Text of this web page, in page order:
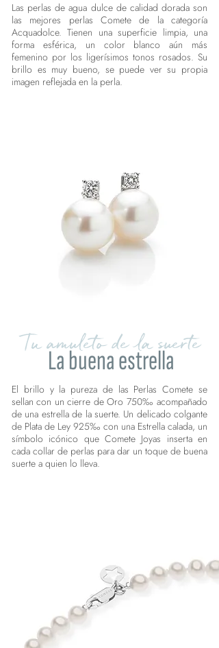
Las perlas de agua dulce de calidad dorada son
las mejores perlas Comete de la categoría
Acquadolce. Tienen una superficie limpia, una
forma esférica, un color blanco aún más
femenino por los ligerísimos tonos rosados. Su
brillo es muy bueno, se puede ver su propia
imagen reflejada en la perla.
Tu amuleto de la suerte
La buena estrella
El brillo y la pureza de las Perlas Comete se
sellan con un cierre de Oro 750‰ acompañado
de una estrella de la suerte. Un delicado colgante
de Plata de Ley 925‰ con una Estrella calada, un
símbolo icónico que Comete Joyas inserta en
cada collar de perlas para dar un toque de buena
suerte a quien lo lleva.